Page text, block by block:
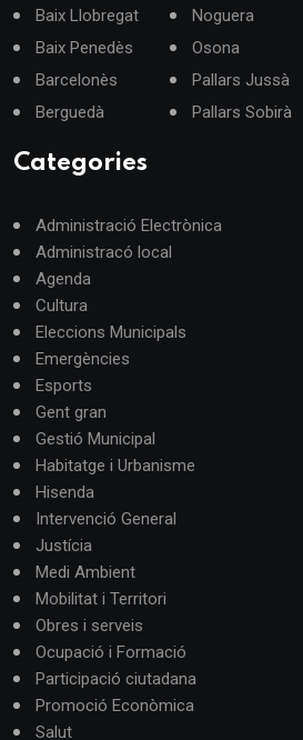
Baix Llobregat
Baix Penedès
Barcelonès
Berguedà
Noguera
Osona
Pallars Jussà
Pallars Sobirà
Categories
Administració Electrònica
Administracó local
Agenda
Cultura
Eleccions Municipals
Emergències
Esports
Gent gran
Gestió Municipal
Habitatge i Urbanisme
Hisenda
Intervenció General
Justícia
Medi Ambient
Mobilitat i Territori
Obres i serveis
Ocupació i Formació
Participació ciutadana
Promoció Econòmica
Salut